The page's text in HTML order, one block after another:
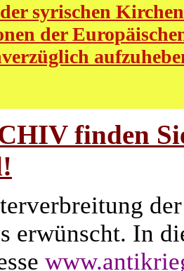
syrischen
der
finden
erwünscht. In